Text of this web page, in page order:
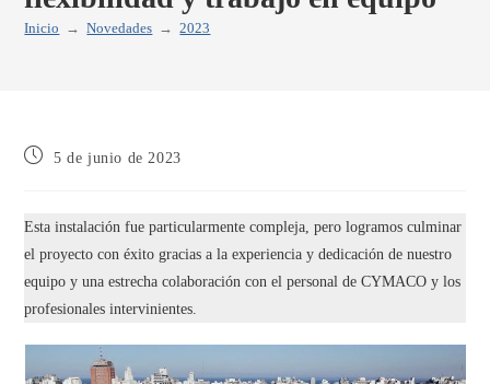
Inicio → Novedades → 2023
Publicación
entrada:
5 de junio de 2023
Esta instalación fue particularmente compleja, pero logramos culminar
el proyecto con éxito gracias a la experiencia y dedicación de nuestro
equipo y una estrecha colaboración con el personal de CYMACO y los
profesionales intervinientes.